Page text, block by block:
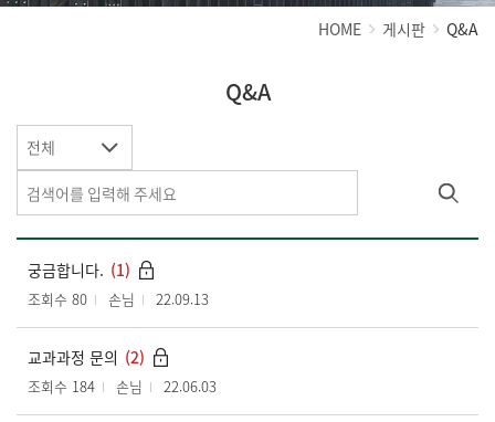
HOME 게시판 Q&A
Q&A
전체
궁금합니다. (1)
조회수 80 손님 22.09.13
교과과정 문의 (2)
조회수 184 손님 22.06.03